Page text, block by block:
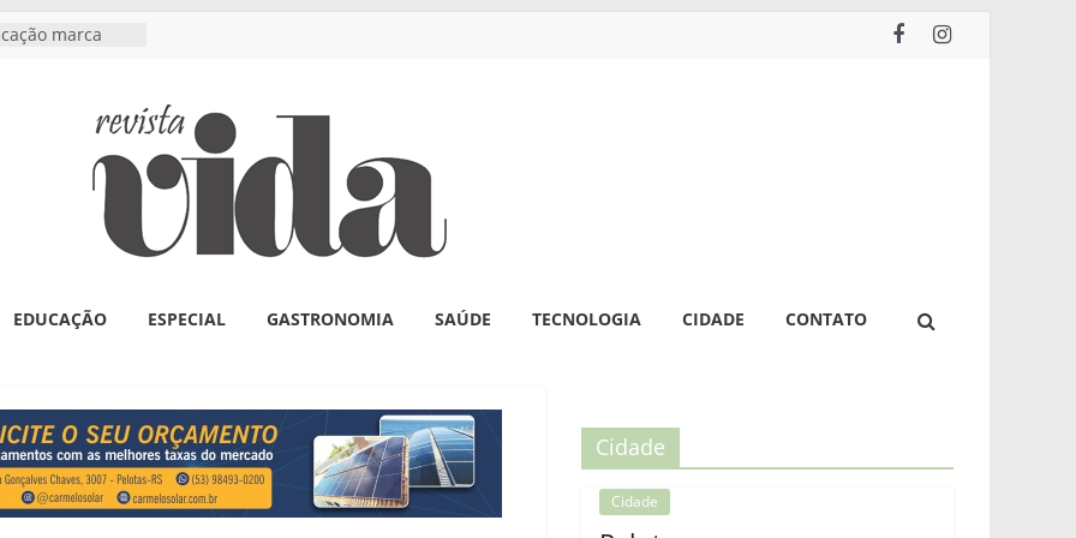
marca
2027 são
no Centro de
e Boleros no
fortalecimento
EDUCAÇÃO ESPECIAL GASTRONOMIA SAÚDE TECNOLOGIA CIDADE CONTATO
Cidade
Cidade